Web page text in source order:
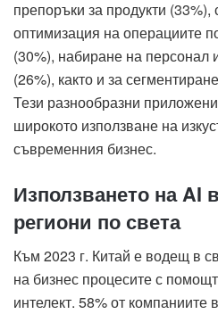
препоръки за продукти (33%),
оптимизация на операциите
(30%), набиране на персонал
(26%), както и за
Тези разнообразни
широкото използване на
съвременния бизнес.
Използването на AI
региони по света
Към 2023 г. Китай е водещ в
на бизнес процесите с
интелект. 58% от компаниите